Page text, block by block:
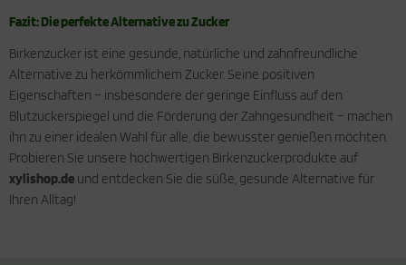
Fazit: Die perfekte Alternative zu Zucker
Birkenzucker ist eine gesunde, natürliche und zahnfreundliche
Alternative zu herkömmlichem Zucker. Seine positiven
Eigenschaften – insbesondere der geringe Einfluss auf den
Blutzuckerspiegel und die Förderung der Zahngesundheit – machen
ihn zu einer idealen Wahl für alle, die bewusster genießen möchten.
Probieren Sie unsere hochwertigen Birkenzuckerprodukte auf
xylishop.de und entdecken Sie die süße, gesunde Alternative für
Ihren Alltag!